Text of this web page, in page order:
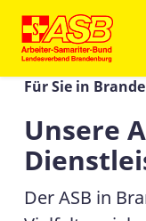
Für Sie in
Unsere
Der ASB in